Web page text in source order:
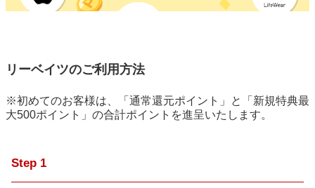
リーベイツのご利用方法
※初めてのお客様は、「通常還元ポイント」と「新規特典最
大500ポイント」の合計ポイントを進呈いたします。
Step 1